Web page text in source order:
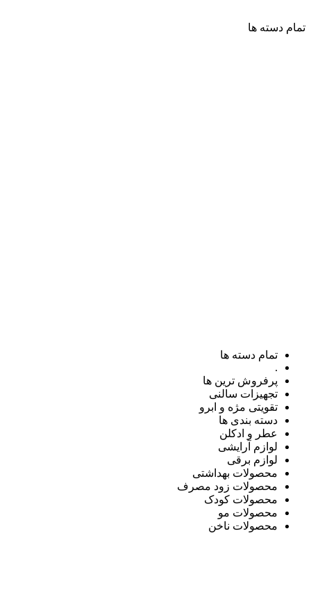
تمام دسته ها
تمام دسته ها
.
پرفروش ترین ها
تجهیزات سالنی
تقویتی مژه و ابرو
دسته بندی ها
عطر و ادکلن
لوازم آرایشی
لوازم برقی
محصولات بهداشتی
محصولات زود مصرف
محصولات کودک
محصولات مو
محصولات ناخن